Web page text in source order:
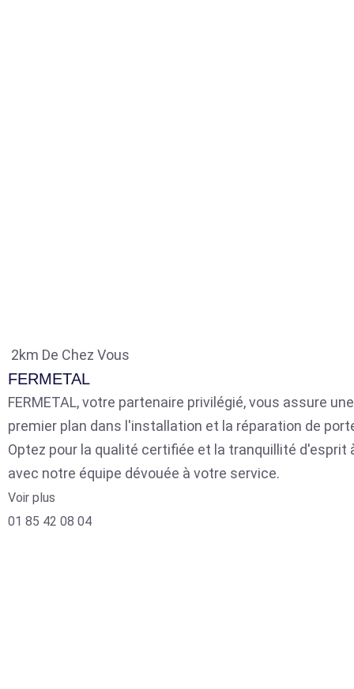
2km De Chez Vous
FERMETAL
FERMETAL, votre partenaire privilégié, vous assure
premier plan dans l'installation et la réparation de
Optez pour la qualité certifiée et la tranquillité d'esprit
avec notre équipe dévouée à votre service.
Voir plus
01 85 42 08 04